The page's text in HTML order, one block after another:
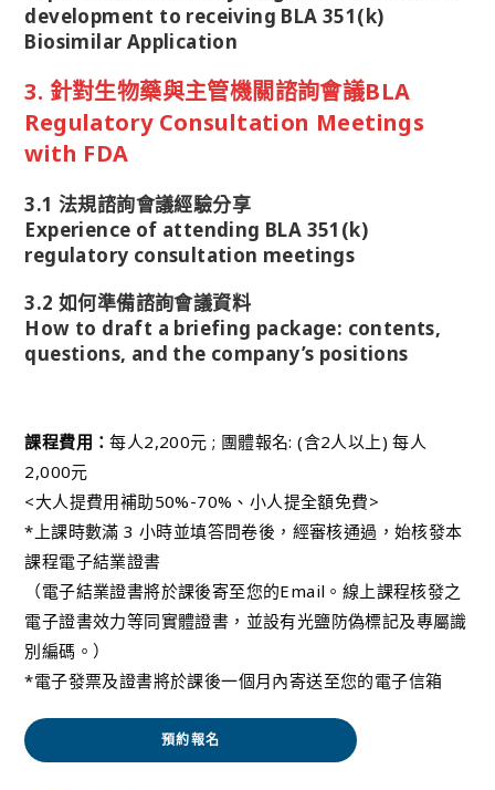
development to receiving BLA 351(k)
Biosimilar Application
3. 針對生物藥與主管機關諮詢會議BLA
Regulatory Consultation Meetings
with FDA
3.1 法規諮詢會議經驗分享
Experience of attending BLA 351(k)
regulatory consultation meetings
3.2 如何準備諮詢會議資料
How to draft a briefing package: contents,
questions, and the company’s positions
課程費用：每人2,200元 ; 團體報名: (含2人以上) 每人
2,000元
<大人提費用補助50%-70%、小人提全額免費>
*上課時數滿 3 小時並填答問卷後，經審核通過，始核發本
課程電子結業證書
（電子結業證書將於課後寄至您的Email。線上課程核發之
電子證書效力等同實體證書，並設有光鹽防偽標記及專屬識
別編碼。）
*電子發票及證書將於課後一個月內寄送至您的電子信箱
預約報名